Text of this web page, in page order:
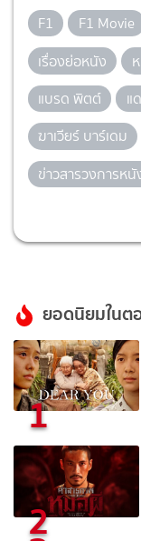
F1 F1 Movie
เรื่องย่อหนัง
แบรด พิตต์
แ
ฆาเวียร์ บาร์เดม
ข่าวสารวงการหนั
ยอดนิยมในต
1
2